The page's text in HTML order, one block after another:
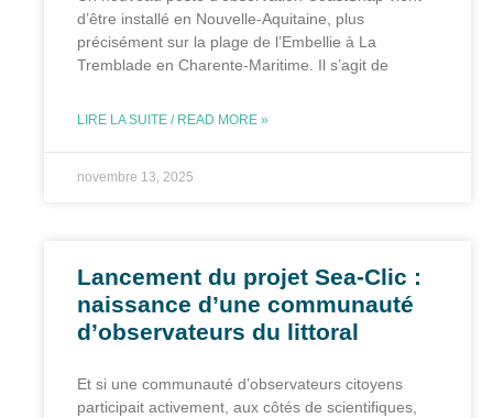
d’être installé en Nouvelle-Aquitaine, plus
précisément sur la plage de l’Embellie à La
Tremblade en Charente-Maritime. Il s’agit de
LIRE LA SUITE / READ MORE »
novembre 13, 2025
Lancement du projet Sea-Clic :
naissance d’une communauté
d’observateurs du littoral
Et si une communauté d’observateurs citoyens
participait activement, aux côtés de scientifiques,